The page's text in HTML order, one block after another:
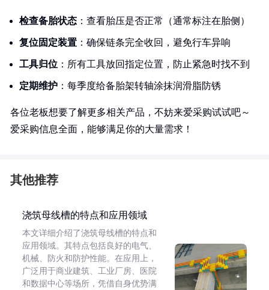
检查备胎状态 ：查看胎压是否正常（通常标注在胎侧）
复位固定装置 ：确保链条完全收回，避免行车异响
工具归位 ：所有工具放回指定位置，防止紧急时找不到
定期维护 ：每季度给备胎架转轴涂抹润滑脂防锈
各位老板想要了解更多相关产品，不妨来爱采购试试吧～
爱采购信息全面，能够满足你的大量需求！
其他推荐
浇筑母线槽的特点和应用领域
本文详细介绍了浇筑母线槽的特点和
应用领域。其特点包括良好的电气、
机械、防火和防护性能。在应用上，
广泛用于商业建筑、工业厂房、医院
和数据中心等场所，凭借自身优势满